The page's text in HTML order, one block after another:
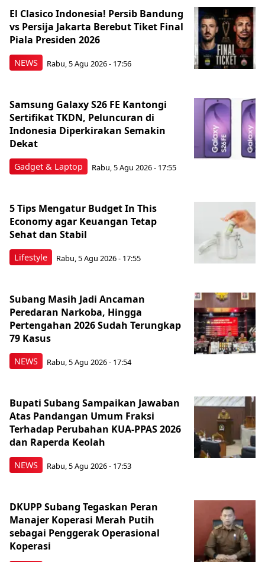
NEWS
El Clasico Indonesia! Persib Bandung
vs Persija Jakarta Berebut Tiket Final
Piala Presiden 2026
Rabu, 5 Agu 2026 - 17:56
Gadget & Laptop
Samsung Galaxy S26 FE Kantongi
Sertifikat TKDN, Peluncuran di
Indonesia Diperkirakan Semakin
Dekat
Rabu, 5 Agu 2026 - 17:55
Lifestyle
5 Tips Mengatur Budget In This
Economy agar Keuangan Tetap
Sehat dan Stabil
Rabu, 5 Agu 2026 - 17:55
NEWS
Subang Masih Jadi Ancaman
Peredaran Narkoba, Hingga
Pertengahan 2026 Sudah Terungkap
79 Kasus
Rabu, 5 Agu 2026 - 17:54
NEWS
Bupati Subang Sampaikan Jawaban
Atas Pandangan Umum Fraksi
Terhadap Perubahan KUA-PPAS 2026
dan Raperda Keolah
Rabu, 5 Agu 2026 - 17:53
DKUPP Subang Tegaskan Peran
Manajer Koperasi Merah Putih
sebagai Penggerak Operasional
Koperasi